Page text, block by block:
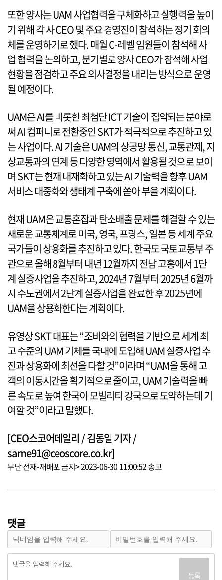
또한 양사는 UAM 사업협력을 구체화하고 실행력을 높이
기 위해 각 사 CEO 및 주요 경영진이 참석하는 정기 회의
체를 운영하기로 했다. 매월 C-레벨 임원들이 참석해 사
업 협력을 논의하고, 분기별로 양사 CEO가 참석해 사업
현황을 점검하고 주요 의사결정을 내리는 방식으로 운영
될 예정이다.
UAM은 AI를 비롯한 최첨단 ICT 기술이 집약되는 분야로
써 AI 컴퍼니로 전환중인 SKT가 적극적으로 추진하고 있
는 사업이다. AI 기술은 UAM의 상공망 통신, 교통관제, 지
상교통과의 연계 등 다양한 영역에서 활용될 것으로 보이
며 SKT는 현재 내재화하고 있는 AI 기술력을 향후 UAM
서비스 대중화와 생태계 구축에 쏟아 부을 계획이다.
현재 UAM은 교통혼잡과 탄소배출 문제를 해결할 수 있는
새로운 교통체계로 미국, 영국, 프랑스, 일본 등 세계 주요
국가들이 상용화를 추진하고 있다. 한국도 국토교통부 주
관으로 올해 8월부터 내년 12월까지 전남 고흥에서 1단
계 실증사업을 추진하고, 2024년 7월부터 2025년 6월까
지 수도권에서 2단계 실증사업을 완료한 후 2025년에
UAM을 상용화한다는 계획이다.
유영상 SKT 대표는 “조비와의 협력을 기반으로 세계 최
고 수준의 UAM 기체를 국내에 도입해 UAM 실증사업 추
진과 상용화에 최선을 다할 것”이라며 “UAM을 통해 고
객의 이동시간을 획기적으로 줄이고, UAM 기술력을 빠
른 속도로 높여 한국이 모빌리티 강국으로 도약하는데 기
여할 것”이라고 말했다.
[CEO스코어데일리 / 김동일 기자 /
same91@ceoscore.co.kr]
무단 전재-재배포 금지> 2023-06-30 11:00:52 송고
댓글
등록